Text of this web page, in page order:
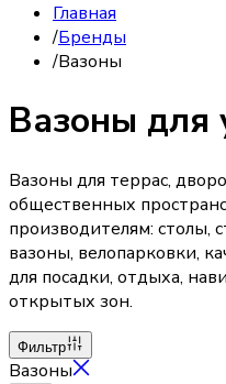
Главная
/Бренды
/Вазоны
Вазоны для
Вазоны для террас,
общественных
производителям: столы,
вазоны, велопарковки,
для посадки, отдыха,
открытых зон.
Фильтр
Вазоны